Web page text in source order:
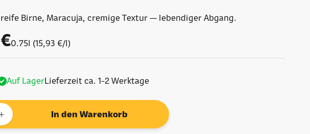
Birne, Maracuja, cremige Textur — lebendiger Abgang.
0.75l (15,93 €/l)
Auf LagerLieferzeit ca. 1-2 Werktage
In den Warenkorb